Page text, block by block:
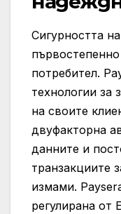
Сигурността
потребител.
технологии за
на своите
двуфакторна
данните и
транзакциите
измами.
регулирана от